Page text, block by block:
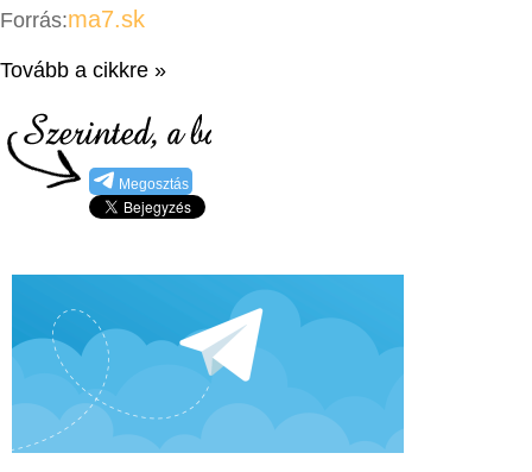
Forrás:ma7.sk
Tovább a cikkre »
Megosztás